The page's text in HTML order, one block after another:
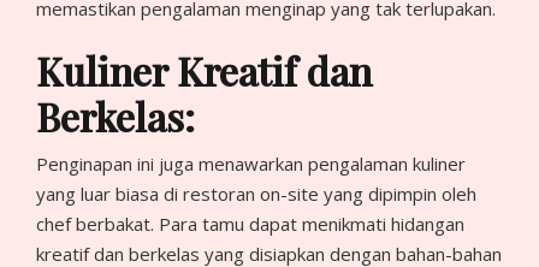
memastikan pengalaman menginap yang tak terlupakan.
Kuliner Kreatif dan
Berkelas:
Penginapan ini juga menawarkan pengalaman kuliner
yang luar biasa di restoran on-site yang dipimpin oleh
chef berbakat. Para tamu dapat menikmati hidangan
kreatif dan berkelas yang disiapkan dengan bahan-bahan